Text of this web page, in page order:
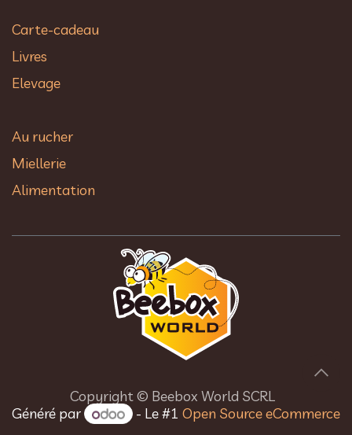
Carte-cadeau
Livres
Elevage
Au rucher​
Miellerie
Alimentation
Copyright © Beebox World SCRL
Généré par
- Le #1 Open Source eCommerce